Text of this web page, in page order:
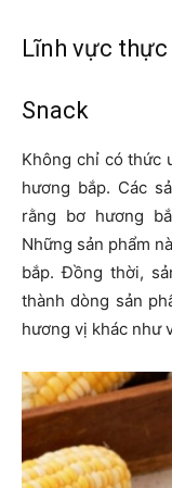
Lĩnh vực thực
Snack
Không chỉ có thức
hương bắp. Các
rằng bơ hương
Những sản phẩm
bắp. Đồng thời,
thành dòng sản
hương vị khác như